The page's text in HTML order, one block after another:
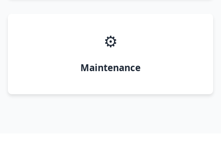
⚙️
Maintenance